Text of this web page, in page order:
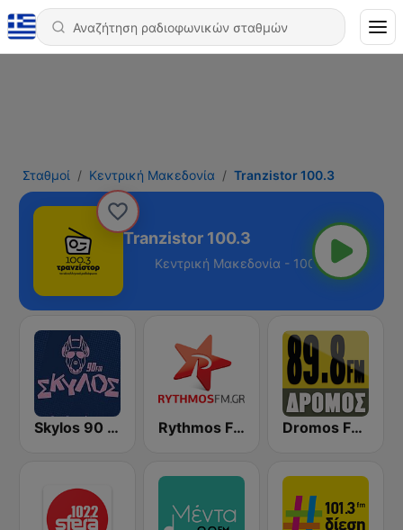
Σταθμοί Κεντρική Μακεδονία Tranzistor 100.3
Tranzistor 100.3
- 100.3 FM
Skylos 90 FM Rythmos FM - Ρυθμος 94.9 Dromos FM - ΔΡΟΜΟΣ 89.8